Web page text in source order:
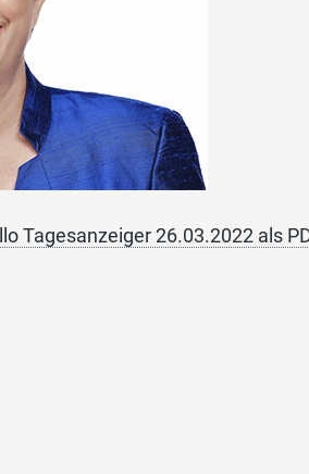
Tagesanzeiger 26.03.2022 als